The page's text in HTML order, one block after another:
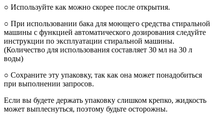
○ Используйте как можно скорее после открытия.
○ При использовании бака для моющего средства стиральной
машины с функцией автоматического дозирования следуйте
инструкции по эксплуатации стиральной машины.
(Количество для использования составляет 30 мл на 30 л
воды)
○ Сохраните эту упаковку, так как она может понадобиться
при выполнении запросов.
Если вы будете держать упаковку слишком крепко, жидкость
может выплеснуться, поэтому будьте осторожны.